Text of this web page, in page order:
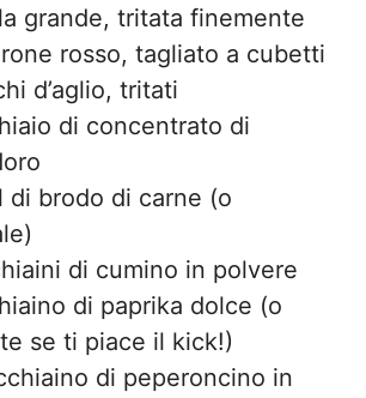
grande, tritata finemente
rosso, tagliato a cubetti
d’aglio, tritati
di concentrato di
di brodo di carne (o
di cumino in polvere
di paprika dolce (o
se ti piace il kick!)
di peperoncino in